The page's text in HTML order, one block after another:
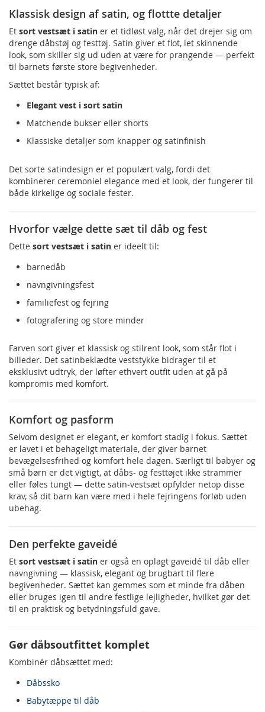
Klassisk design af satin, og flottte detaljer
Et sort vestsæt i satin er et tidløst valg, når det drejer sig om
drenge dåbstøj og festtøj. Satin giver et flot, let skinnende
look, som skiller sig ud uden at være for prangende — perfekt
til barnets første store begivenheder.
Sættet består typisk af:
Elegant vest i sort satin
Matchende bukser eller shorts
Klassiske detaljer som knapper og satinfinish
Det sorte satindesign er et populært valg, fordi det
kombinerer ceremoniel elegance med et look, der fungerer til
både kirkelige og sociale fester.
Hvorfor vælge dette sæt til dåb og fest
Dette sort vestsæt i satin er ideelt til:
barnedåb
navngivningsfest
familiefest og fejring
fotografering og store minder
Farven sort giver et klassisk og stilrent look, som står flot i
billeder. Det satinbeklædte veststykke bidrager til et
eksklusivt udtryk, der løfter ethvert outfit uden at gå på
kompromis med komfort.
Komfort og pasform
Selvom designet er elegant, er komfort stadig i fokus. Sættet
er lavet i et behageligt materiale, der giver barnet
bevægelsesfrihed og komfort hele dagen. Særligt til babyer og
små børn er det vigtigt, at dåbs‑ og festtøjet ikke strammer
eller føles tungt — dette satin‑vestsæt opfylder netop disse
krav, så dit barn kan være med i hele fejringens forløb uden
ubehag.
Den perfekte gaveidé
Et sort vestsæt i satin er også en oplagt gaveidé til dåb eller
navngivning — klassisk, elegant og brugbart til flere
begivenheder. Sættet kan gemmes som et minde fra dåben
eller bruges igen til andre festlige lejligheder, hvilket gør det
til en praktisk og betydningsfuld gave.
Gør dåbsoutfittet komplet
Kombinér dåbsættet med:
Dåbssko
Babytæppe til dåb